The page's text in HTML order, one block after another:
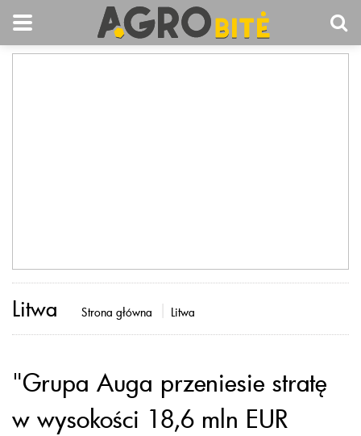
Litwa Strona główna Litwa
"Grupa Auga przeniesie stratę
w wysokości 18,6 mln EUR